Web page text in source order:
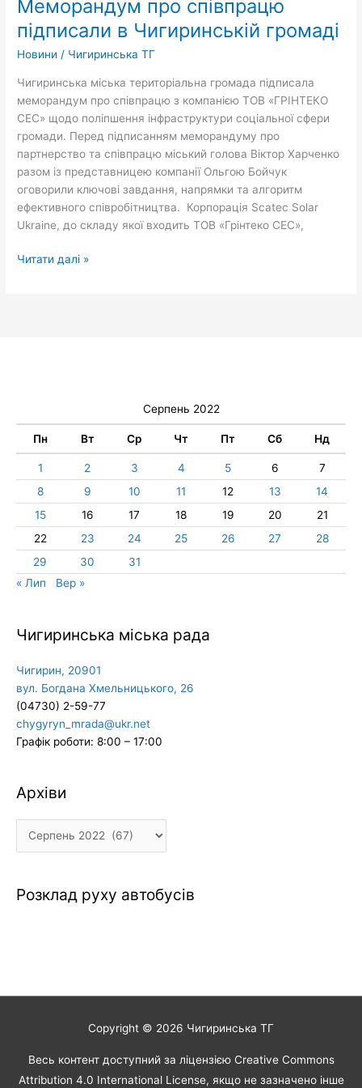
Меморандум про співпрацю
підписали в Чигиринській громаді
Новини / Чигиринська ТГ
Чигиринська міська територіальна громада підписала
меморандум про співпрацю з компанією ТОВ «ГРІНТЕКО
СЕС» щодо поліпшення інфраструктури соціальної сфери
громади. Перед підписанням меморандуму про
партнерство та співпрацю міський голова Віктор Харченко
разом із представницею компанії Ольгою Бойчук
оговорили ключові завдання, напрямки та алгоритм
ефективного співробітництва. Корпорація Scatec Solar
Ukraine, до складу якої входить ТОВ «Грінтеко СЕС»,
Читати далі »
Серпень 2022
Пн Вт Ср Чт Пт Сб Нд
1 2 3 4 5 6
7
8
9 10 11 12 13
14
15
16 17 18 19 20
21
22
23 24 25 26 27
28
29
30
31
« Лип
Вер »
Чигиринська міська рада
Чигирин, 20901
вул. Богдана Хмельницького, 26
(04730) 2-59-77
chygyryn_mrada@ukr.net
Графік роботи: 8:00 – 17:00
Архіви
Архіви
Розклад руху автобусів
Copyright © 2026 Чигиринська ТГ
Весь контент доступний за ліцензією Creative Commons
Attribution 4.0 International License, якщо не зазначено інше